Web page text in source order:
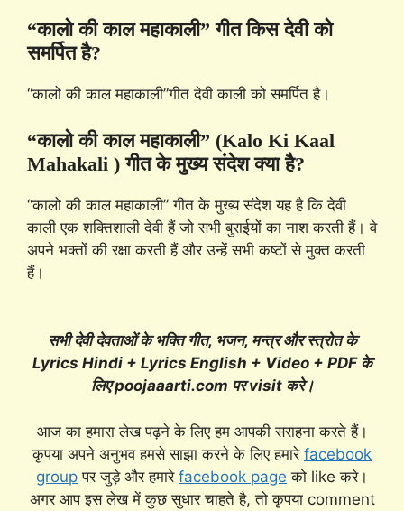
“कालो की काल महाकाली” गीत किस देवी को
समर्पित है?
“कालो की काल महाकाली”गीत देवी काली को समर्पित है।
“कालो की काल महाकाली” (Kalo Ki Kaal
Mahakali ) गीत के मुख्य संदेश क्या है?
“कालो की काल महाकाली” गीत के मुख्य संदेश यह है कि देवी
काली एक शक्तिशाली देवी हैं जो सभी बुराईयों का नाश करती हैं। वे
अपने भक्तों की रक्षा करती हैं और उन्हें सभी कष्टों से मुक्त करती
हैं।
सभी देवी देवताओं के भक्ति गीत, भजन, मन्त्र और स्त्रोत के
Lyrics Hindi + Lyrics English + Video + PDF के
लिए poojaaarti.com पर visit करे।
आज का हमारा लेख पढ़ने के लिए हम आपकी सराहना करते हैं।
कृपया अपने अनुभव हमसे साझा करने के लिए हमारे facebook
group पर जुड़े और हमारे facebook page को like करे।
अगर आप इस लेख में कुछ सुधार चाहते है, तो कृपया comment